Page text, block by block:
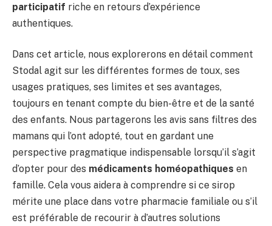
participatif riche en retours d’expérience
authentiques.
Dans cet article, nous explorerons en détail comment
Stodal agit sur les différentes formes de toux, ses
usages pratiques, ses limites et ses avantages,
toujours en tenant compte du bien-être et de la santé
des enfants. Nous partagerons les avis sans filtres des
mamans qui l’ont adopté, tout en gardant une
perspective pragmatique indispensable lorsqu’il s’agit
d’opter pour des médicaments homéopathiques en
famille. Cela vous aidera à comprendre si ce sirop
mérite une place dans votre pharmacie familiale ou s’il
est préférable de recourir à d’autres solutions